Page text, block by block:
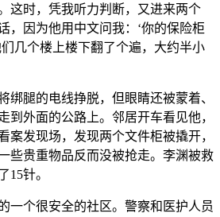
这时，凭我听力判断，又进来两个
，因为他用中文问我：‘你的保险柜
几个楼上楼下翻了个遍，大约半小
绑腿的电线挣脱，但眼睛还被蒙着、
到外面的公路上。邻居开车看见他，
案发现场，发现两个文件柜被撬开，
些贵重物品反而没被抢走。李渊被救
15针。
一个很安全的社区。警察和医护人员